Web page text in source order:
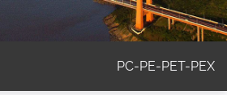
PC-PE-PET-PEX